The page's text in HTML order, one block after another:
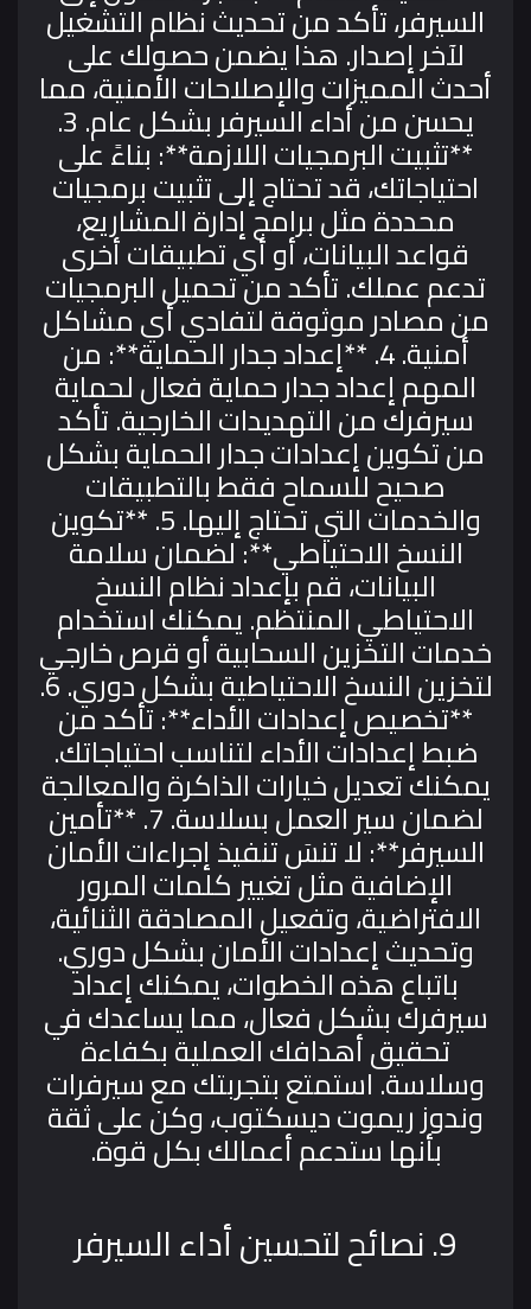
السيرفر، تأكد من تحديث نظام التشغيل
لآخر إصدار. هذا يضمن حصولك على
أحدث المميزات والإصلاحات الأمنية، مما
يحسن من أداء السيرفر بشكل عام. 3.
**تثبيت البرمجيات اللازمة**: بناءً على
احتياجاتك، قد تحتاج إلى تثبيت برمجيات
محددة مثل برامج إدارة المشاريع،
قواعد البيانات، أو أي تطبيقات أخرى
تدعم عملك. تأكد من تحميل البرمجيات
من مصادر موثوقة لتفادي أي مشاكل
أمنية. 4. **إعداد جدار الحماية**: من
المهم إعداد جدار حماية فعال لحماية
سيرفرك من التهديدات الخارجية. تأكد
من تكوين إعدادات جدار الحماية بشكل
صحيح للسماح فقط بالتطبيقات
والخدمات التي تحتاج إليها. 5. **تكوين
النسخ الاحتياطي**: لضمان سلامة
البيانات، قم بإعداد نظام النسخ
الاحتياطي المنتظم. يمكنك استخدام
خدمات التخزين السحابية أو قرص خارجي
لتخزين النسخ الاحتياطية بشكل دوري. 6.
**تخصيص إعدادات الأداء**: تأكد من
ضبط إعدادات الأداء لتناسب احتياجاتك.
يمكنك تعديل خيارات الذاكرة والمعالجة
لضمان سير العمل بسلاسة. 7. **تأمين
السيرفر**: لا تنسَ تنفيذ إجراءات الأمان
الإضافية مثل تغيير كلمات المرور
الافتراضية، وتفعيل المصادقة الثنائية،
وتحديث إعدادات الأمان بشكل دوري.
باتباع هذه الخطوات، يمكنك إعداد
سيرفرك بشكل فعال، مما يساعدك في
تحقيق أهدافك العملية بكفاءة
وسلاسة. استمتع بتجربتك مع سيرفرات
وندوز ريموت ديسكتوب، وكن على ثقة
بأنها ستدعم أعمالك بكل قوة.
9. نصائح لتحسين أداء السيرفر